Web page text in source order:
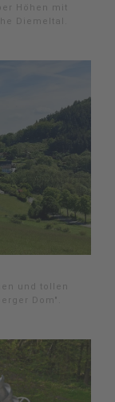
Höhen mit
Diemeltal.
und tollen
Dom".